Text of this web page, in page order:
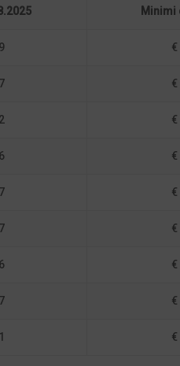
Minimi
€
€
€
€
€
€
€
€
€